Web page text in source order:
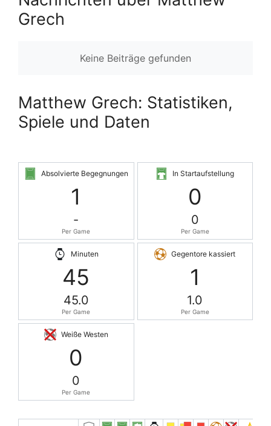
Grech
Keine Beiträge gefunden
Matthew Grech: Statistiken,
Spiele und Daten
Absolvierte Begegnungen
1
-
Per Game
In Startaufstellung
0
0
Per Game
Minuten
45
45.0
Per Game
Gegentore kassiert
1
1.0
Per Game
Weiße Westen
0
0
Per Game